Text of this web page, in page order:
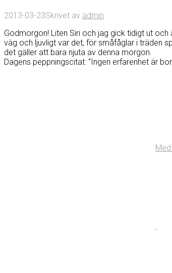
2013-03-23Skrivet av admin
Godmorgon! Liten Siri och jag gick tidigt ut och
väg och ljuvligt var det, för småfåglar i träden
det gäller att bara njuta av denna morgon.
Dagens peppningscitat: “Ingen erfarenhet är